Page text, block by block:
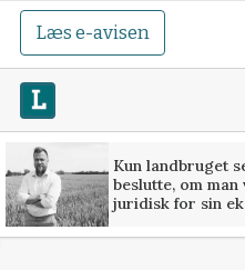
Læs e-avisen
Kun landbruget
beslutte, om
juridisk for sin